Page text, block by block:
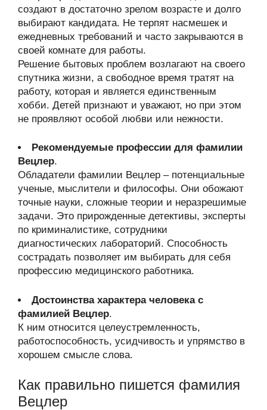
создают в достаточно зрелом возрасте и долго
выбирают кандидата. Не терпят насмешек и
ежедневных требований и часто закрываются в
своей комнате для работы.
Решение бытовых проблем возлагают на своего
спутника жизни, а свободное время тратят на
работу, которая и является единственным
хобби. Детей признают и уважают, но при этом
не проявляют особой любви или нежности.
Рекомендуемые профессии для фамилии
Вецлер.
Обладатели фамилии Вецлер – потенциальные
ученые, мыслители и философы. Они обожают
точные науки, сложные теории и неразрешимые
задачи. Это прирожденные детективы, эксперты
по криминалистике, сотрудники
диагностических лабораторий. Способность
сострадать позволяет им выбирать для себя
профессию медицинского работника.
Достоинства характера человека с
фамилией Вецлер.
К ним относится целеустремленность,
работоспособность, усидчивость и упрямство в
хорошем смысле слова.
Как правильно пишется фамилия
Вецлер